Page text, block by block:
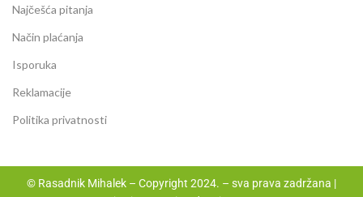
Najčešća pitanja
Način plaćanja
Isporuka
Reklamacije
Politika privatnosti
© Rasadnik Mihalek – Copyright 2024. – sva prava zadržana |